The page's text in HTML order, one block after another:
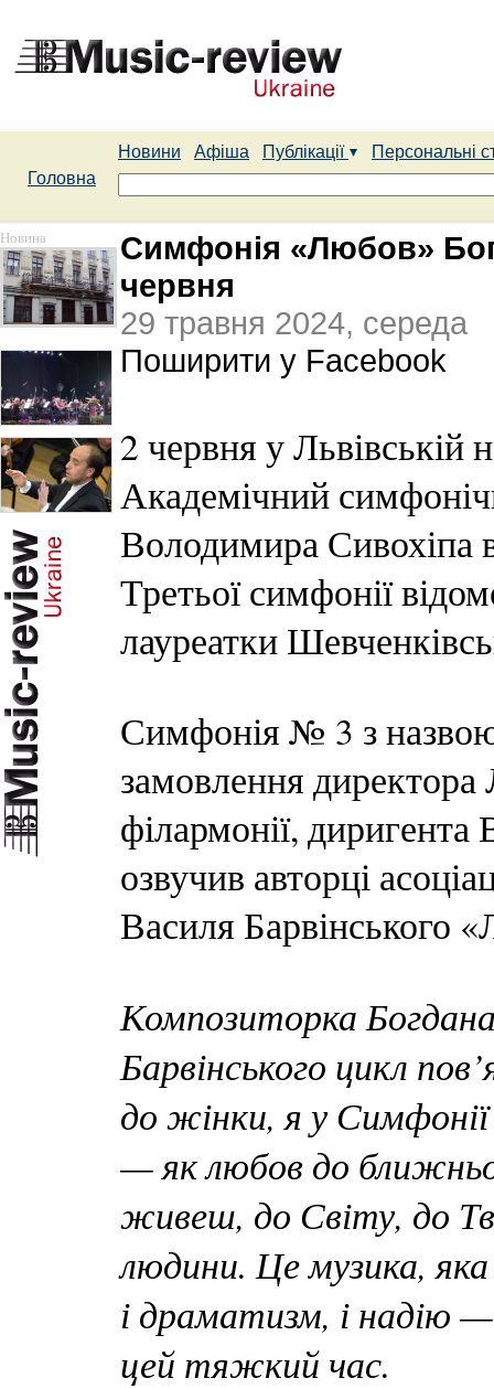
Новини Афіша Публікації
Персональні
Головна
Новина
Симфонія «Любов»
червня
29 травня 2024, середа
Поширити у Facebook
2 червня у Львівській
Академічний
Володимира Сивохіпа
Третьої симфонії
лауреатки
Симфонія № 3 з
замовлення директора
філармонії,
озвучив авторці
Василя Барвінського
Композиторка
Барвінського цикл
до жінки, я у
— як любов до
живеш, до Світу, до
людини. Це музика, яка
і драматизм, і надію
цей тяжкий час.